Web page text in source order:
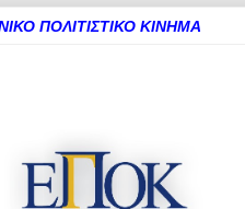
ΠΟΛΙΤΙΣΤΙΚΟ ΚΙΝΗΜΑ